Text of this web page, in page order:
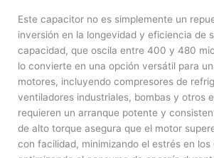
Este capacitor no es simplemente un
inversión en la longevidad y eficiencia de
capacidad, que oscila entre 400 y 480
lo convierte en una opción versátil para
motores, incluyendo compresores de
ventiladores industriales, bombas y otros
requieren un arranque potente y
de alto torque asegura que el motor
con facilidad, minimizando el estrés en